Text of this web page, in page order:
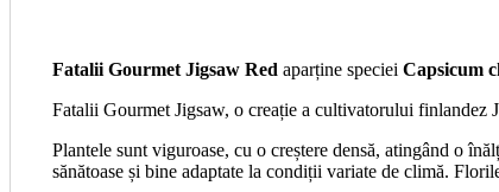
Fatalii Gourmet Jigsaw Red aparține speciei Capsicum
Fatalii Gourmet Jigsaw, o creație a cultivatorului finlandez
Plantele sunt viguroase, cu o creștere densă, atingând o
sănătoase și bine adaptate la condiții variate de climă.